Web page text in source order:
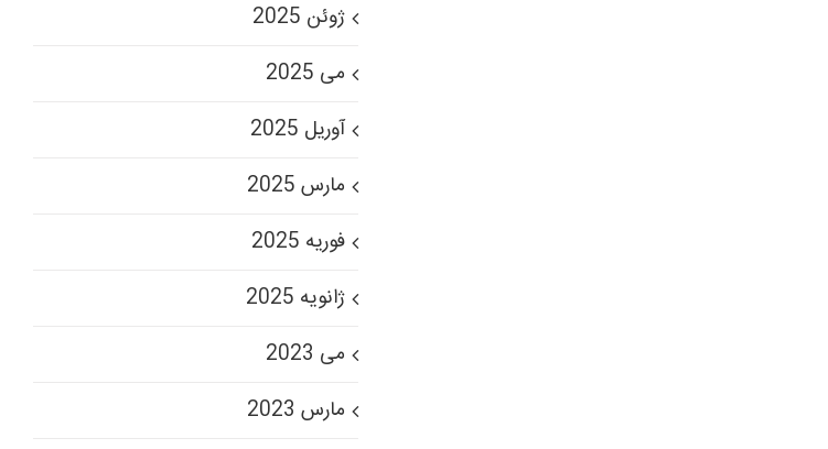
ژوئن 2025
می 2025
آوریل 2025
مارس 2025
فوریه 2025
ژانویه 2025
می 2023
مارس 2023